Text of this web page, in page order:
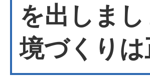
を出しま
境づくり